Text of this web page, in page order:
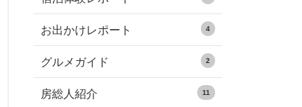
お出かけレポート 4
グルメガイド 2
房総人紹介 11